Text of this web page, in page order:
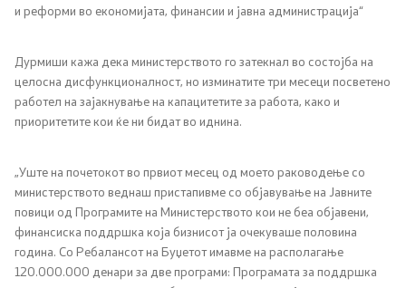
Национални координатори
Генерален Секретаријат
Односи со јавност
Канцеларија на портпарол
Медија центар
и реформи во економијата, финансии и јавна администрација“
Дурмиши кажа дека министерството го затекнал во состојба на
целосна дисфункционалност, но изминатите три месеци посветено
работел на зајакнување на капацитетите за работа, како и
приоритетите кои ќе ни бидат во иднина.
„Уште на почетокот во првиот месец од моето раководење со
министерството веднаш пристапивме со објавување на Јавните
повици од Програмите на Министерството кои не беа објавени,
финансиска поддршка која бизнисот ја очекуваше половина
година. Со Ребалансот на Буџетот имавме на располагање
120.000.000 денари за две програми: Програмата за поддршка